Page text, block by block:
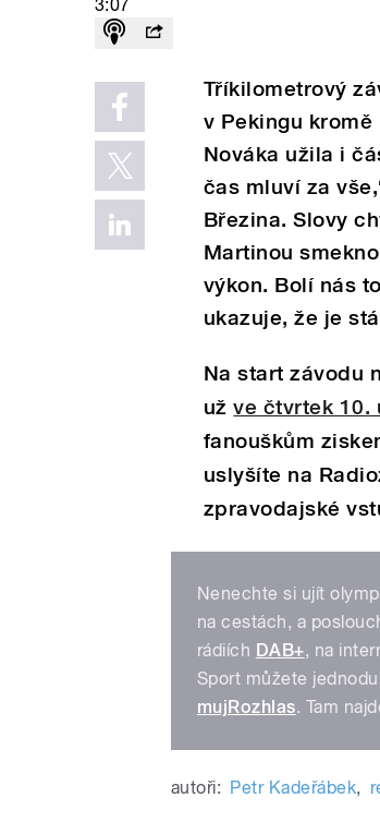
3:07
Tříkilometrový
v Pekingu
Nováka užila i
čas mluví za
Březina. Slovy
Martinou
výkon. Bolí nás
ukazuje, že je
Na start závodu
už ve čtvrtek 10.
fanouškům
uslyšíte na
zpravodajské
Nenechte si ujít
na cestách, a
rádiích DAB+, na
Sport můžete
mujRozhlas. Tam
autoři: Petr Kadeřábek,